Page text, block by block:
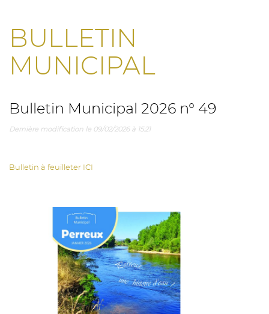
BULLETIN
MUNICIPAL
Bulletin Municipal 2026 n° 49
Dernière modification le 09/02/2026 à 15:21
Bulletin à feuilleter ICI